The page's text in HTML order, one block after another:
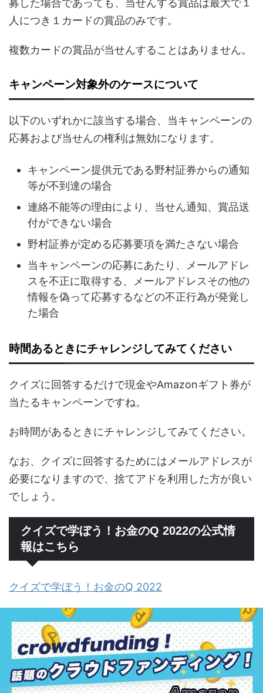
募した場合であっても、当せんする賞品は最大で１
人につき１カードの賞品のみです。
複数カードの賞品が当せんすることはありません。
キャンペーン対象外のケースについて
以下のいずれかに該当する場合、当キャンペーンの
応募および当せんの権利は無効になります。
キャンペーン提供元である野村証券からの通知
等が不到達の場合
連絡不能等の理由により、当せん通知、賞品送
付ができない場合
野村証券が定める応募要項を満たさない場合
当キャンペーンの応募にあたり、メールアドレ
スを不正に取得する、メールアドレスその他の
情報を偽って応募するなどの不正行為が発覚し
た場合
時間あるときにチャレンジしてみてください
クイズに回答するだけで現金やAmazonギフト券が
当たるキャンペーンですね。
お時間があるときにチャレンジしてみてください。
なお、クイズに回答するためにはメールアドレスが
必要になりますので、捨てアドを利用した方が良い
でしょう。
クイズで学ぼう！お金のQ 2022の公式情
報はこちら
クイズで学ぼう！お金のQ 2022